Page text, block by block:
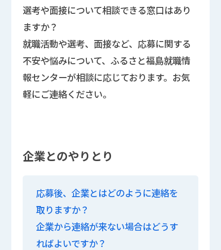
選考や面接について相談できる窓口はあり
ますか？
就職活動や選考、面接など、応募に関する
不安や悩みについて、ふるさと福島就職情
報センターが相談に応じております。お気
軽にご連絡ください。
企業とのやりとり
応募後、企業とはどのように連絡を
取りますか？
企業から連絡が来ない場合はどうす
ればよいですか？